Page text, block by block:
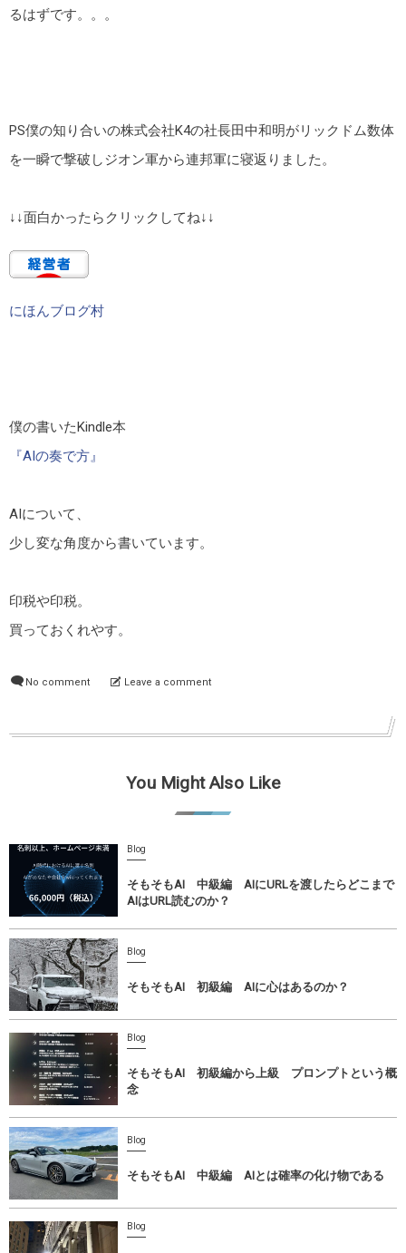
るはずです。。。
PS僕の知り合いの株式会社K4の社長田中和明がリックドム数体
を一瞬で撃破しジオン軍から連邦軍に寝返りました。
↓↓面白かったらクリックしてね↓↓
にほんブログ村
僕の書いたKindle本
『AIの奏で方』
AIについて、
少し変な角度から書いています。
印税や印税。
買っておくれやす。
No comment Leave a comment
You Might Also Like
Blog
そもそもAI 中級編 AIにURLを渡したらどこまで
AIはURL読むのか？
Blog
そもそもAI 初級編 AIに心はあるのか？
Blog
そもそもAI 初級編から上級 プロンプトという概
念
Blog
そもそもAI 中級編 AIとは確率の化け物である
Blog